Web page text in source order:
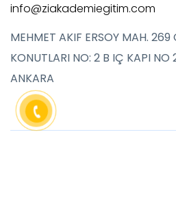
info@ziakademiegitim.com
MEHMET AKIF ERSOY MAH. 269
KONUTLARI NO: 2 B IÇ KAPI NO
ANKARA